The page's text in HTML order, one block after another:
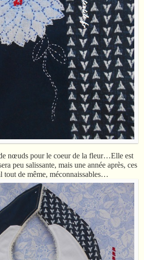
nœuds pour le coeur de la fleur…Elle est
peu salissante, mais une année après, ces
tout de même, méconnaissables…